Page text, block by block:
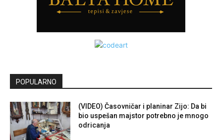
POPULARNO
(VIDEO) Časovničar i planinar Zijo: Da bi
bio uspešan majstor potrebno je mnogo
odricanja